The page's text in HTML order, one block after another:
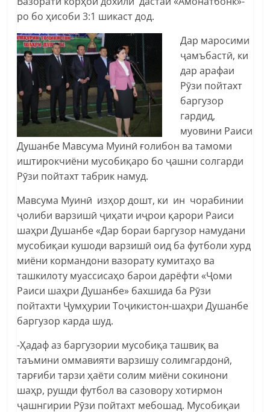
ро бо ҳисоби 3:1 шикаст дод.
Дар маросими
ҷамъбастӣ, ки
дар арафаи
Рӯзи пойтахт
баргузор
гардид,
муовини Раиси
Душанбе Мавсума Муинӣ ғолибон ва тамоми
иштирокчиёни мусобиқаро бо ҷашни солгарди
Рӯзи пойтахт табрик намуд.
Мавсума Муинӣ изҳор дошт, ки ин чорабинии
ҷолиби варзишӣ ҷиҳати иҷрои қарори Раиси
шаҳри Душанбе «Дар бораи баргузор намудани
мусобиқаи кушоди варзишӣ оид ба футболи хурд
миёни кормандони вазорату кумитаҳо ва
ташкилоту муассисаҳо барои дарёфти «Ҷоми
Раиси шаҳри Душанбе» бахшида ба Рӯзи
пойтахти Ҷумҳурии Тоҷикистон-шаҳри Душанбе
баргузор карда шуд.
-Ҳадаф аз баргузории мусобиқа ташвиқ ва
таъмини оммавияти варзишу солимгардонӣ,
тарғиби тарзи ҳаёти солим миёни сокинони
шаҳр, рушди футбол ва сазовору хотирмон
ҷашнгирии Рӯзи пойтахт мебошад. Мусобиқаи